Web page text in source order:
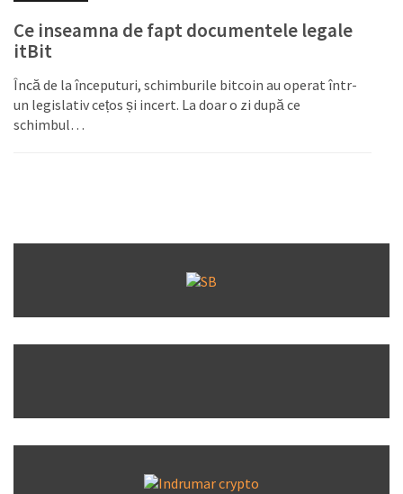
Ce inseamna de fapt documentele legale
itBit
Încă de la începuturi, schimburile bitcoin au operat într-
un legislativ cețos și incert. La doar o zi după ce
schimbul…